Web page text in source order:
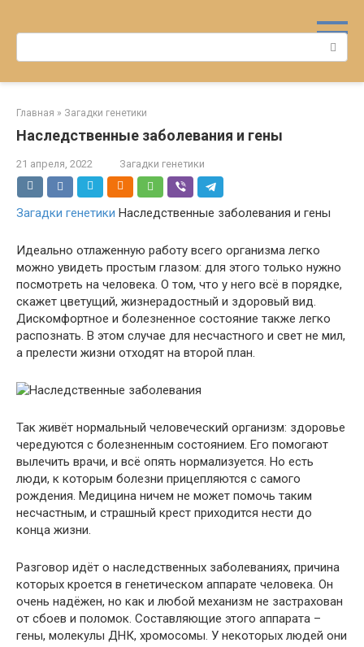
Поиск:
Главная » Загадки генетики
Наследственные заболевания и гены
21 апреля, 2022 Загадки генетики
Загадки генетики Наследственные заболевания и гены
Идеально отлаженную работу всего организма легко
можно увидеть простым глазом: для этого только нужно
посмотреть на человека. О том, что у него всё в порядке,
скажет цветущий, жизнерадостный и здоровый вид.
Дискомфортное и болезненное состояние также легко
распознать. В этом случае для несчастного и свет не мил,
а прелести жизни отходят на второй план.
Так живёт нормальный человеческий организм: здоровье
чередуются с болезненным состоянием. Его помогают
вылечить врачи, и всё опять нормализуется. Но есть
люди, к которым болезни прицепляются с самого
рождения. Медицина ничем не может помочь таким
несчастным, и страшный крест приходится нести до
конца жизни.
Разговор идёт о наследственных заболеваниях, причина
которых кроется в генетическом аппарате человека. Он
очень надёжен, но как и любой механизм не застрахован
от сбоев и поломок. Составляющие этого аппарата –
гены, молекулы ДНК, хромосомы. У некоторых людей они